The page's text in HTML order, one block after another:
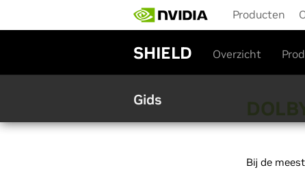
i
o
n
Producten
SHIELD Overzicht
Gids
Bij de